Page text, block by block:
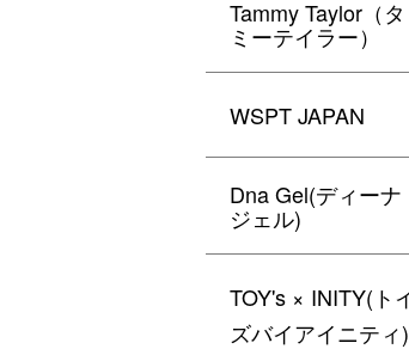
Tammy Taylor（タ
ミーテイラー）
WSPT JAPAN
Dna Gel(ディーナ
ジェル)
TOY's × INITY(ト
ズバイアイニティ)